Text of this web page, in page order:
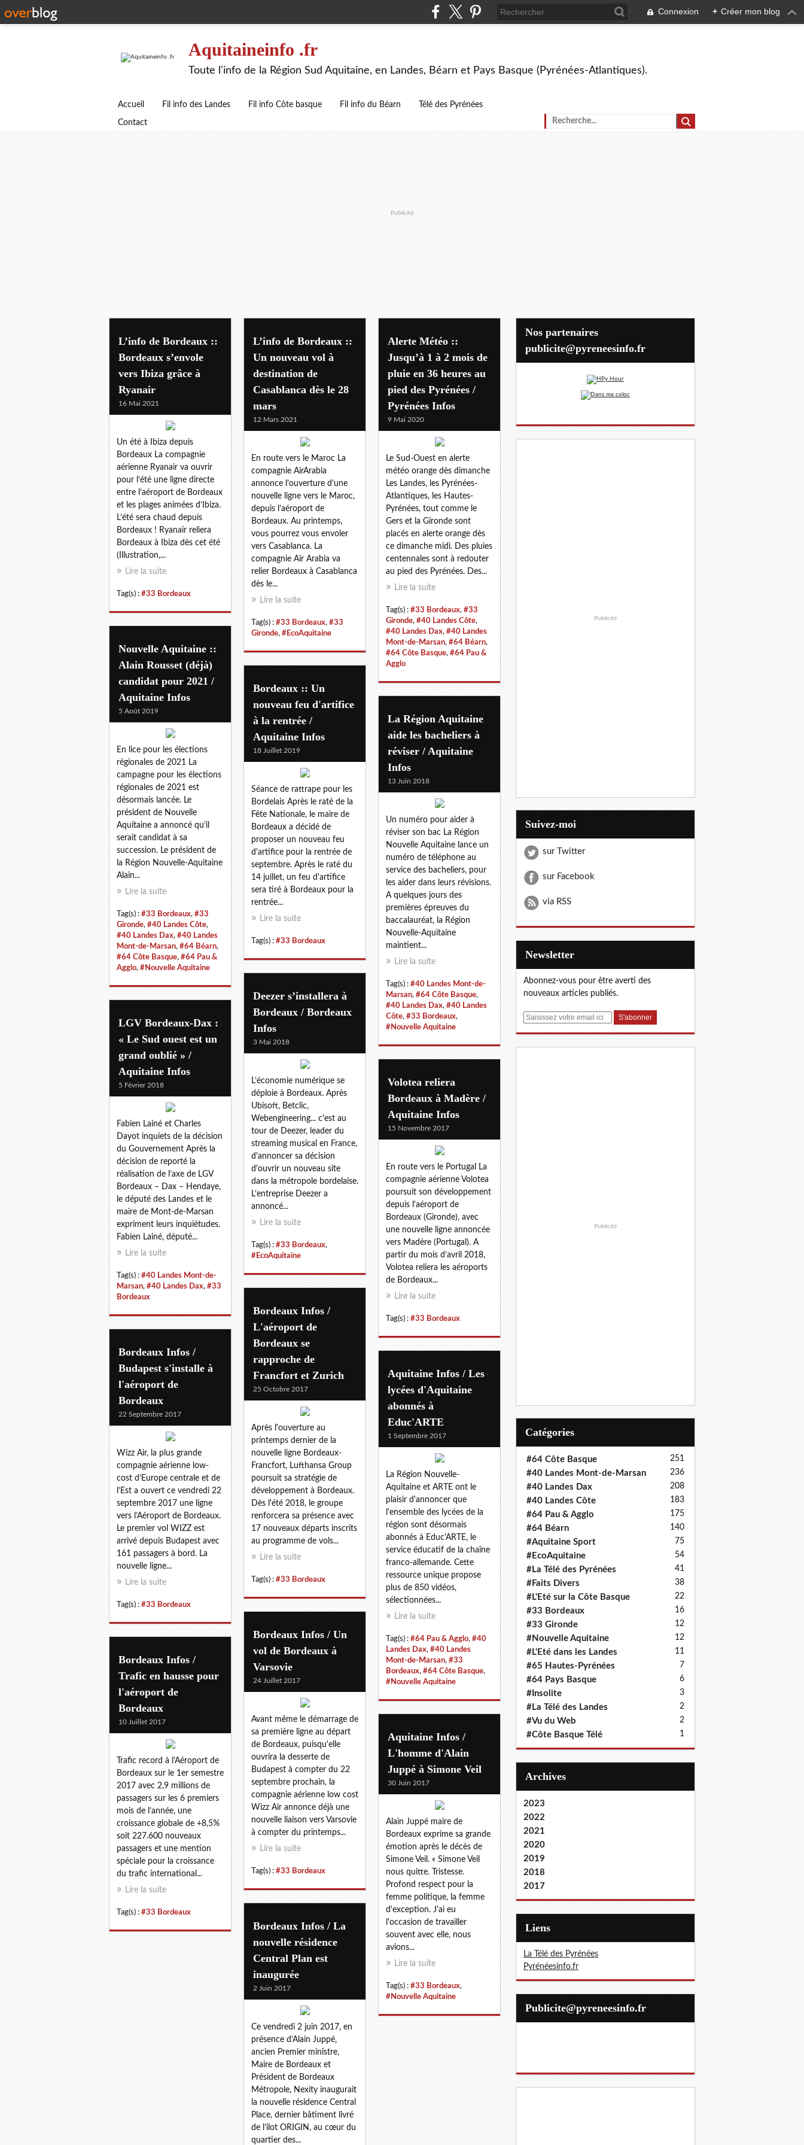
Connexion + Créer mon blog
Aquitaineinfo .fr
Toute l'info de la Région Sud Aquitaine, en Landes, Béarn et Pays Basque (Pyrénées-Atlantiques).
Accueil Fil info des Landes Fil info Côte basque Fil info du Béarn Télé des Pyrénées
Contact
Publicité
33 bordeaux
L’info de Bordeaux ::
Bordeaux s’envole
vers Ibiza grâce à
Ryanair
16 Mai 2021
Un été à Ibiza depuis
Bordeaux La compagnie
aérienne Ryanair va ouvrir
pour l’été une ligne directe
entre l’aéroport de Bordeaux
et les plages animées d’Ibiza.
L’été sera chaud depuis
Bordeaux ! Ryanair reliera
Bordeaux à Ibiza dès cet été
(Illustration,...
Lire la suite
Tag(s) : #33 Bordeaux
L’info de Bordeaux ::
Un nouveau vol à
destination de
Casablanca dès le 28
mars
12 Mars 2021
En route vers le Maroc La
compagnie AirArabia
annonce l’ouverture d’une
nouvelle ligne vers le Maroc,
depuis l’aéroport de
Bordeaux. Au printemps,
vous pourrez vous envoler
vers Casablanca. La
compagnie Air Arabia va
relier Bordeaux à Casablanca
dès le...
Lire la suite
Tag(s) : #33 Bordeaux, #33
Gironde, #EcoAquitaine
Alerte Météo ::
Jusqu’à 1 à 2 mois de
pluie en 36 heures au
pied des Pyrénées /
Pyrénées Infos
9 Mai 2020
Le Sud-Ouest en alerte
météo orange dès dimanche
Les Landes, les Pyrénées-
Atlantiques, les Hautes-
Pyrénées, tout comme le
Gers et la Gironde sont
placés en alerte orange dès
ce dimanche midi. Des pluies
centennales sont à redouter
au pied des Pyrénées. Des...
Lire la suite
Tag(s) : #33 Bordeaux, #33
Gironde, #40 Landes Côte,
#40 Landes Dax, #40 Landes
Mont-de-Marsan, #64 Béarn,
#64 Côte Basque, #64 Pau &
Agglo
Nouvelle Aquitaine ::
Alain Rousset (déjà)
candidat pour 2021 /
Aquitaine Infos
5 Août 2019
En lice pour les élections
régionales de 2021 La
campagne pour les élections
régionales de 2021 est
désormais lancée. Le
président de Nouvelle
Aquitaine a annoncé qu’il
serait candidat à sa
succession. Le président de
la Région Nouvelle-Aquitaine
Alain...
Lire la suite
Tag(s) : #33 Bordeaux, #33
Gironde, #40 Landes Côte,
#40 Landes Dax, #40 Landes
Mont-de-Marsan, #64 Béarn,
#64 Côte Basque, #64 Pau &
Agglo, #Nouvelle Aquitaine
Bordeaux :: Un
nouveau feu d'artifice
à la rentrée /
Aquitaine Infos
18 Juillet 2019
Séance de rattrape pour les
Bordelais Après le raté de la
Fête Nationale, le maire de
Bordeaux a décidé de
proposer un nouveau feu
d'artifice pour la rentrée de
septembre. Après le raté du
14 juillet, un feu d'artifice
sera tiré à Bordeaux pour la
rentrée...
Lire la suite
Tag(s) : #33 Bordeaux
La Région Aquitaine
aide les bacheliers à
réviser / Aquitaine
Infos
13 Juin 2018
Un numéro pour aider à
réviser son bac La Région
Nouvelle Aquitaine lance un
numéro de téléphone au
service des bacheliers, pour
les aider dans leurs révisions.
A quelques jours des
premières épreuves du
baccalauréat, la Région
Nouvelle-Aquitaine
maintient...
Lire la suite
Tag(s) : #40 Landes Mont-de-
Marsan, #64 Côte Basque,
#40 Landes Dax, #40 Landes
Côte, #33 Bordeaux,
#Nouvelle Aquitaine
Deezer s’installera à
Bordeaux / Bordeaux
Infos
3 Mai 2018
L’économie numérique se
déploie à Bordeaux. Après
Ubisoft, Betclic,
Webengineering... c'est au
tour de Deezer, leader du
streaming musical en France,
d'annoncer sa décision
d'ouvrir un nouveau site
dans la métropole bordelaise.
L’entreprise Deezer a
annoncé...
Lire la suite
Tag(s) : #33 Bordeaux,
#EcoAquitaine
LGV Bordeaux-Dax :
« Le Sud ouest est un
grand oublié » /
Aquitaine Infos
5 Février 2018
Fabien Lainé et Charles
Dayot inquiets de la décision
du Gouvernement Après la
décision de reporté la
réalisation de l’axe de LGV
Bordeaux – Dax – Hendaye,
le député des Landes et le
maire de Mont-de-Marsan
expriment leurs inquiétudes.
Fabien Lainé, député...
Lire la suite
Tag(s) : #40 Landes Mont-de-
Marsan, #40 Landes Dax, #33
Bordeaux
Volotea reliera
Bordeaux à Madère /
Aquitaine Infos
15 Novembre 2017
En route vers le Portugal La
compagnie aérienne Volotea
poursuit son développement
depuis l'aéroport de
Bordeaux (Gironde), avec
une nouvelle ligne annoncée
vers Madère (Portugal). A
partir du mois d’avril 2018,
Volotea reliera les aéroports
de Bordeaux...
Lire la suite
Tag(s) : #33 Bordeaux
Bordeaux Infos /
L'aéroport de
Bordeaux se
rapproche de
Francfort et Zurich
25 Octobre 2017
Après l'ouverture au
printemps dernier de la
nouvelle ligne Bordeaux-
Francfort, Lufthansa Group
poursuit sa stratégie de
développement à Bordeaux.
Dès l'été 2018, le groupe
renforcera sa présence avec
17 nouveaux départs inscrits
au programme de vols...
Lire la suite
Tag(s) : #33 Bordeaux
Bordeaux Infos /
Budapest s'installe à
l'aéroport de
Bordeaux
22 Septembre 2017
Wizz Air, la plus grande
compagnie aérienne low-
cost d’Europe centrale et de
l’Est a ouvert ce vendredi 22
septembre 2017 une ligne
vers l’Aéroport de Bordeaux.
Le premier vol WIZZ est
arrivé depuis Budapest avec
161 passagers à bord. La
nouvelle ligne...
Lire la suite
Tag(s) : #33 Bordeaux
Aquitaine Infos / Les
lycées d'Aquitaine
abonnés à
Educ'ARTE
1 Septembre 2017
La Région Nouvelle-
Aquitaine et ARTE ont le
plaisir d'annoncer que
l'ensemble des lycées de la
région sont désormais
abonnés à Educ'ARTE, le
service éducatif de la chaîne
franco-allemande. Cette
ressource unique propose
plus de 850 vidéos,
sélectionnées...
Lire la suite
Tag(s) : #64 Pau & Agglo, #40
Landes Dax, #40 Landes
Mont-de-Marsan, #33
Bordeaux, #64 Côte Basque,
#Nouvelle Aquitaine
Bordeaux Infos / Un
vol de Bordeaux à
Varsovie
24 Juillet 2017
Avant même le démarrage de
sa première ligne au départ
de Bordeaux, puisqu'elle
ouvrira la desserte de
Budapest à compter du 22
septembre prochain, la
compagnie aérienne low cost
Wizz Air annonce déjà une
nouvelle liaison vers Varsovie
à compter du printemps...
Lire la suite
Tag(s) : #33 Bordeaux
Bordeaux Infos /
Trafic en hausse pour
l'aéroport de
Bordeaux
10 Juillet 2017
Trafic record à l’Aéroport de
Bordeaux sur le 1er semestre
2017 avec 2,9 millions de
passagers sur les 6 premiers
mois de l’année, une
croissance globale de +8,5%
soit 227.600 nouveaux
passagers et une mention
spéciale pour la croissance
du trafic international...
Lire la suite
Tag(s) : #33 Bordeaux
Aquitaine Infos /
L'homme d'Alain
Juppé à Simone Veil
30 Juin 2017
Alain Juppé maire de
Bordeaux exprime sa grande
émotion après le décès de
Simone Veil. « Simone Veil
nous quitte. Tristesse.
Profond respect pour la
femme politique, la femme
d'exception. J'ai eu
l'occasion de travailler
souvent avec elle, nous
avions...
Lire la suite
Tag(s) : #33 Bordeaux,
#Nouvelle Aquitaine
Bordeaux Infos / La
nouvelle résidence
Central Plan est
inaugurée
2 Juin 2017
Ce vendredi 2 juin 2017, en
présence d’Alain Juppé,
ancien Premier ministre,
Maire de Bordeaux et
Président de Bordeaux
Métropole, Nexity inaugurait
la nouvelle résidence Central
Place, dernier bâtiment livré
de l’ilot ORIGIN, au cœur du
quartier des...
Nos partenaires
publicite@pyreneesinfo.fr
Publicité
Suivez-moi
sur Twitter
sur Facebook
via RSS
Newsletter
Abonnez-vous pour être averti des
nouveaux articles publiés.
E
Publicité
Catégories
#64 Côte Basque 251
#40 Landes Mont-de-Marsan 236
#40 Landes Dax 208
#40 Landes Côte 183
#64 Pau & Agglo 175
#64 Béarn 140
#Aquitaine Sport 75
#EcoAquitaine 54
#La Télé des Pyrénées 41
#Faits Divers 38
#L'Eté sur la Côte Basque 22
#33 Bordeaux 16
#33 Gironde 12
#Nouvelle Aquitaine 12
#L'Eté dans les Landes 11
#65 Hautes-Pyrénées 7
#64 Pays Basque 6
#Insolite 3
#La Télé des Landes 2
#Vu du Web 2
#Côte Basque Télé 1
Archives
2023
2022
2021
2020
2019
2018
2017
Liens
La Télé des Pyrénées
Pyrénéesinfo.fr
publicite@pyreneesinfo.fr